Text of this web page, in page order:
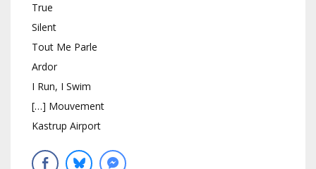
True
Silent
Tout Me Parle
Ardor
I Run, I Swim
[…] Mouvement
Kastrup Airport